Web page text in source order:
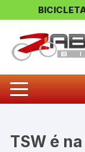
TSW